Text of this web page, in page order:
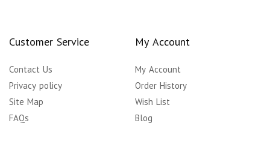
Customer Service
Contact Us
Privacy policy
Site Map
FAQs
My Account
My Account
Order History
Wish List
Blog